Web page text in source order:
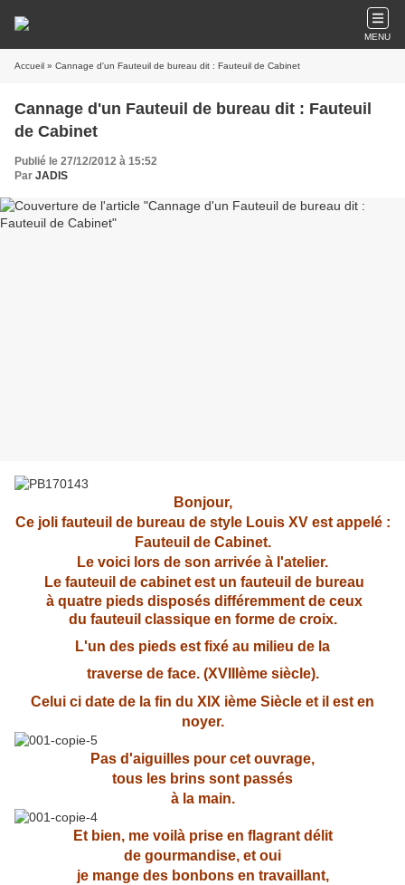
MENU
Accueil » Cannage d'un Fauteuil de bureau dit : Fauteuil de Cabinet
Cannage d'un Fauteuil de bureau dit : Fauteuil
de Cabinet
Publié le 27/12/2012 à 15:52
Par JADIS
Bonjour,
Ce joli fauteuil de bureau de style Louis XV est appelé :
Fauteuil de Cabinet.
Le voici lors de son arrivée à l'atelier.
Le fauteuil de cabinet est un fauteuil de bureau
à quatre pieds disposés différemment de ceux
du fauteuil classique en forme de croix.
L'un des pieds est fixé au milieu de la
traverse de face. (XVIIIème siècle).
Celui ci date de la fin du XIX ième Siècle et il est en
noyer.
Pas d'aiguilles pour cet ouvrage,
tous les brins sont passés
à la main.
Et bien, me voilà prise en flagrant délit
de gourmandise, et oui
je mange des bonbons en travaillant,